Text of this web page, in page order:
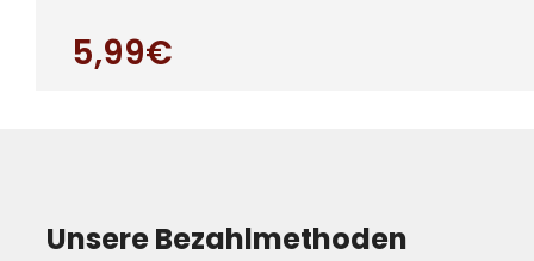
5,99€
Unsere Bezahlmethoden